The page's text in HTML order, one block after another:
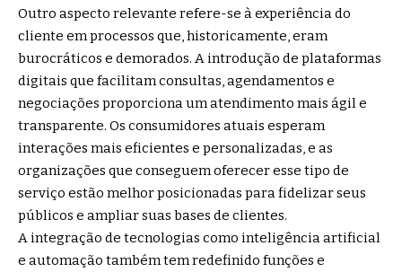
Outro aspecto relevante refere-se à experiência do
cliente em processos que, historicamente, eram
burocráticos e demorados. A introdução de plataformas
digitais que facilitam consultas, agendamentos e
negociações proporciona um atendimento mais ágil e
transparente. Os consumidores atuais esperam
interações mais eficientes e personalizadas, e as
organizações que conseguem oferecer esse tipo de
serviço estão melhor posicionadas para fidelizar seus
públicos e ampliar suas bases de clientes.
A integração de tecnologias como inteligência artificial
e automação também tem redefinido funções e